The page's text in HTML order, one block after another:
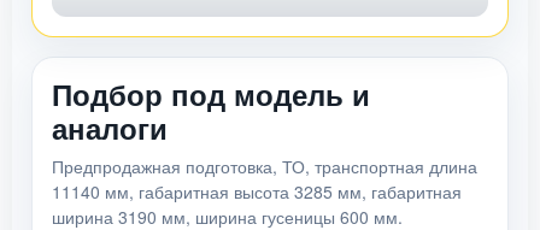
Подбор под модель и
аналоги
Предпродажная подготовка, ТО, транспортная длина
11140 мм, габаритная высота 3285 мм, габаритная
ширина 3190 мм, ширина гусеницы 600 мм.